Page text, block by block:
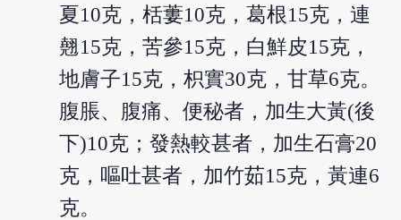
夏10克，栝蔞10克，葛根15克，連
翹15克，苦參15克，白鮮皮15克，
地膚子15克，枳實30克，甘草6克。
腹脹、腹痛、便秘者，加生大黃(後
下)10克；發熱較甚者，加生石膏20
克，嘔吐甚者，加竹茹15克，黃連6
克。